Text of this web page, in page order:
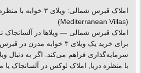
املاک قبرس شمالی: ویلای ۳
(Mediterranean Villas)
املاک قبرس شمالی — ویلاها در آلسانجاک
برای خرید یک ویلای ۳ خوابه
سرمایه‌گذاری فراهم می‌کند. اگر به دنبال
با منظره دریا, املاک لوکس در آلسانجاک